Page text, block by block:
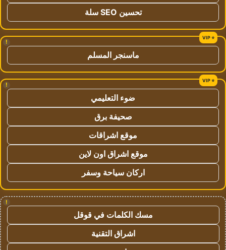
تحسين SEO سلة
!
ماسنجر المسلم
!
ضوء التعليمي
صحيفة برق
موقع اشراقات
موقع اشراق اون لاين
اركان سياحة وسفر
!
مسك الكلمات في قوقل
اشراق التقنية